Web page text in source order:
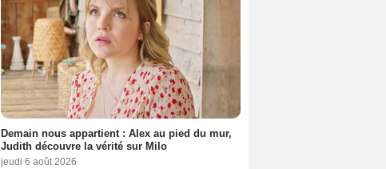
Demain nous appartient : Alex au pied du mur,
Judith découvre la vérité sur Milo
jeudi 6 août 2026